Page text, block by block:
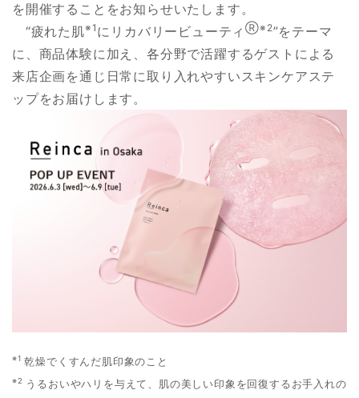
を開催することをお知らせいたします。
“疲れた肌※1 にリカバリービューティⓇ※2”をテーマ
に、商品体験に加え、各分野で活躍するゲストによる
来店企画を通じ日常に取り入れやすいスキンケアステ
ップをお届けします。
※1乾燥でくすんだ肌印象のこと
※2
うるおいやハリを与えて、肌の美しい印象を回復するお手入れの